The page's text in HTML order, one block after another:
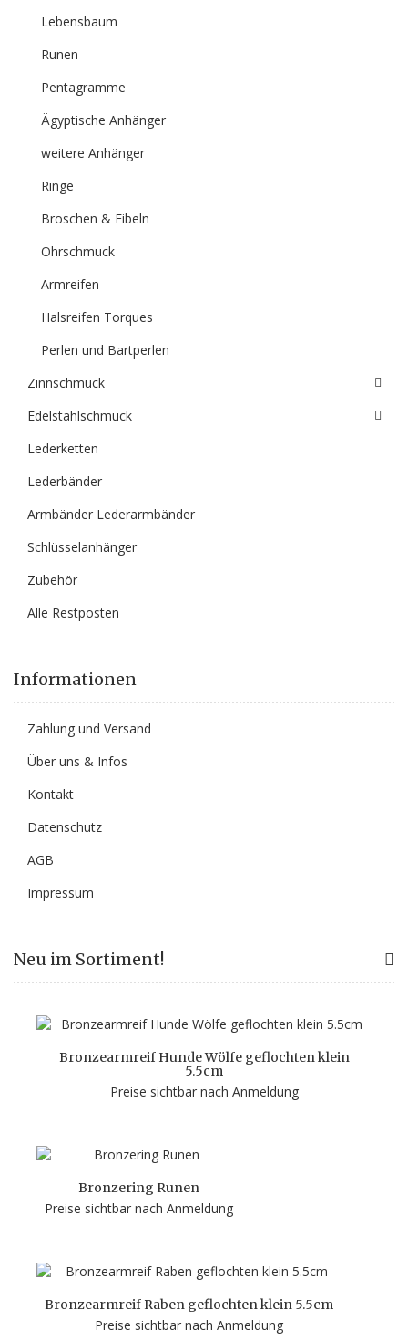
Lebensbaum
Runen
Pentagramme
Ägyptische Anhänger
weitere Anhänger
Ringe
Broschen & Fibeln
Ohrschmuck
Armreifen
Halsreifen Torques
Perlen und Bartperlen
Zinnschmuck
Edelstahlschmuck
Lederketten
Lederbänder
Armbänder Lederarmbänder
Schlüsselanhänger
Zubehör
Alle Restposten
Informationen
Zahlung und Versand
Über uns & Infos
Kontakt
Datenschutz
AGB
Impressum
Neu im Sortiment!
Bronzearmreif Hunde Wölfe geflochten klein
5.5cm
Preise sichtbar nach Anmeldung
Bronzering Runen
Preise sichtbar nach Anmeldung
Bronzearmreif Raben geflochten klein 5.5cm
Preise sichtbar nach Anmeldung